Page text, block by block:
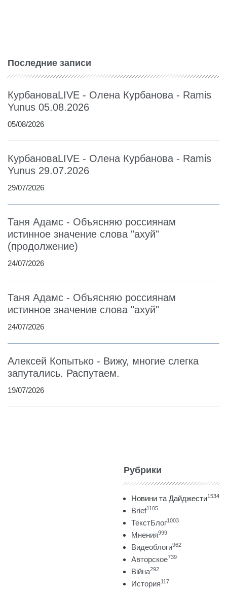
Последние записи
КурбановаLIVE - Олена Курбанова - Ramis
Yunus 05.08.2026
05/08/2026
КурбановаLIVE - Олена Курбанова - Ramis
Yunus 29.07.2026
29/07/2026
Таня Адамс - Объясняю россиянам
истинное значение слова "ахуй"
(продолжение)
24/07/2026
Таня Адамс - Объясняю россиянам
истинное значение слова "ахуй"
24/07/2026
Алексей Копытько - Вижу, многие слегка
запутались. Распутаем.
19/07/2026
Рубрики
Новини та Дайджести1534
Brief1105
ТекстБлог1003
Мнения999
Видеоблоги962
Авторское739
Війна292
История117